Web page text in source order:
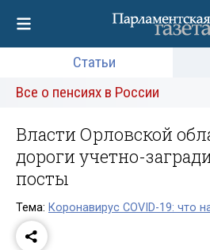
Статьи
Все о пенсиях в России
Власти Орловской
дороги учетно-
посты
Тема: Коронавирус COVID-19: что